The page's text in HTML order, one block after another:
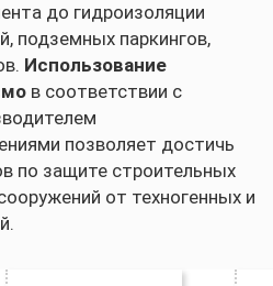
до гидроизоляции
подземных паркингов,
Использование
в соответствии с
позволяет достичь
по защите строительных
от техногенных и